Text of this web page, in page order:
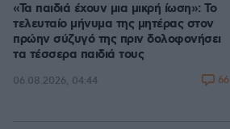
«Τα παιδιά έχουν μια μικρή ίωση»: Το
τελευταίο μήνυμα της μητέρας στον
πρώην σύζυγό της πριν δολοφονήσει
τα τέσσερα παιδιά τους
06.08.2026, 04:44 66